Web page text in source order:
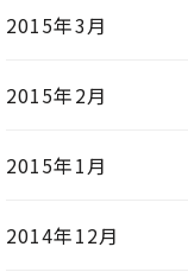
2015年3月
2015年2月
2015年1月
2014年12月